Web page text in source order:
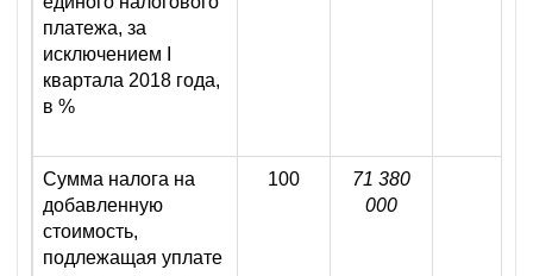
платежа, за
исключением I
квартала 2018 года,
в %
Сумма налога на
добавленную
стоимость,
подлежащая уплате
100
71 380
000